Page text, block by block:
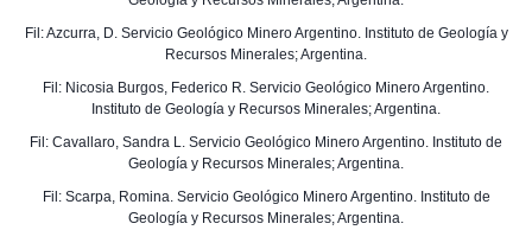
Fil: Azcurra, D. Servicio Geológico Minero Argentino. Instituto de Geología y
Recursos Minerales; Argentina.
Fil: Nicosia Burgos, Federico R. Servicio Geológico Minero Argentino.
Instituto de Geología y Recursos Minerales; Argentina.
Fil: Cavallaro, Sandra L. Servicio Geológico Minero Argentino. Instituto de
Geología y Recursos Minerales; Argentina.
Fil: Scarpa, Romina. Servicio Geológico Minero Argentino. Instituto de
Geología y Recursos Minerales; Argentina.